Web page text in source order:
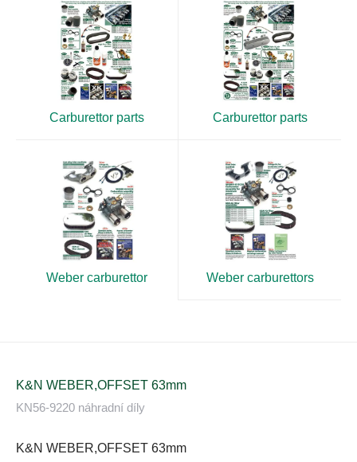
Carburettor parts Carburettor parts
Weber carburettor Weber carburettors
K&N WEBER,OFFSET 63mm
KN56-9220 náhradní díly
K&N WEBER,OFFSET 63mm